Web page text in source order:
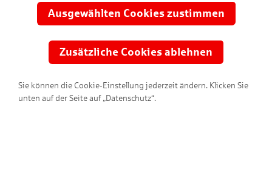
Comics und KNAXigen Inhalte!
Übertragung anonymisiert.
Ausgewählten Cookies zustimmen
Zusätzliche Cookies ablehnen
Sie können die Cookie-Einstellung jederzeit ändern. Klicken Sie
unten auf der Seite auf „Datenschutz“.